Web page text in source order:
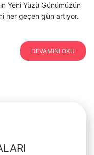
Yeni Yüzü Günümüzün
her geçen gün artıyor.
DEVAMINI OKU